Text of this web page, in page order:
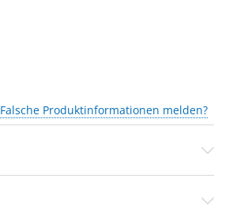
Falsche Produktinformationen melden?